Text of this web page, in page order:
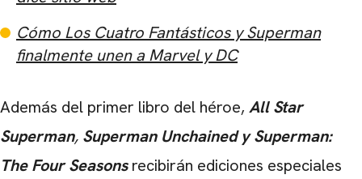
Cómo Los Cuatro Fantásticos y Superman
finalmente unen a Marvel y DC
Además del primer libro del héroe, All Star
Superman, Superman Unchained y Superman:
The Four Seasonsrecibirán ediciones especiales